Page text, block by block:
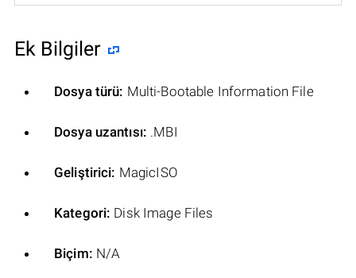
Ek Bilgiler
Dosya türü: Multi-Bootable Information File
Dosya uzantısı: .MBI
Geliştirici: MagicISO
Kategori: Disk Image Files
Biçim: N/A